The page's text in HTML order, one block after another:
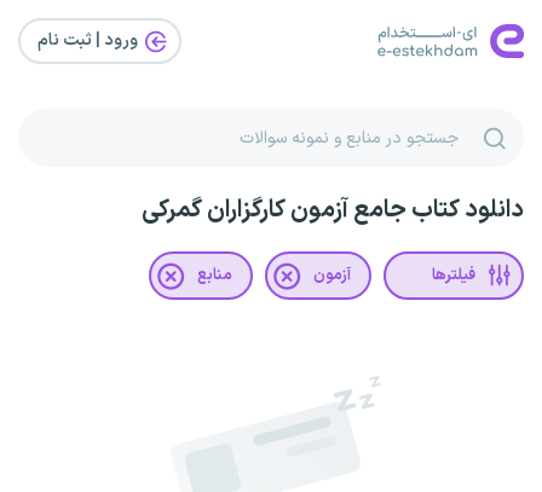
ورود | ثبت‌ نام
دانلود کتاب جامع آزمون کارگزاران گمرکی
فیلترها آزمون منابع